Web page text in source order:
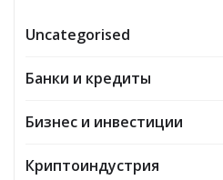
Uncategorised
Банки и кредиты
Бизнес и инвестиции
Криптоиндустрия